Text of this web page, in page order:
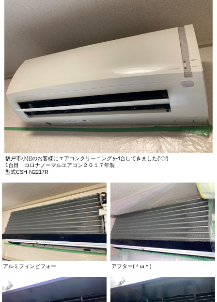
坂戸市小沼のお客様にエアコンクリーニングを4台してきました('◇')ゞ
1台目 コロナノーマルエアコン２０１７年製
型式CSH-N2217R
アルミフィンビフォー アフター(＾ω＾)